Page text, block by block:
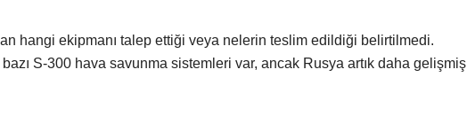
hangi ekipmanı talep ettiği veya nelerin teslim edildiği belirtilmedi.
bazı S-300 hava savunma sistemleri var, ancak Rusya artık daha gelişmiş